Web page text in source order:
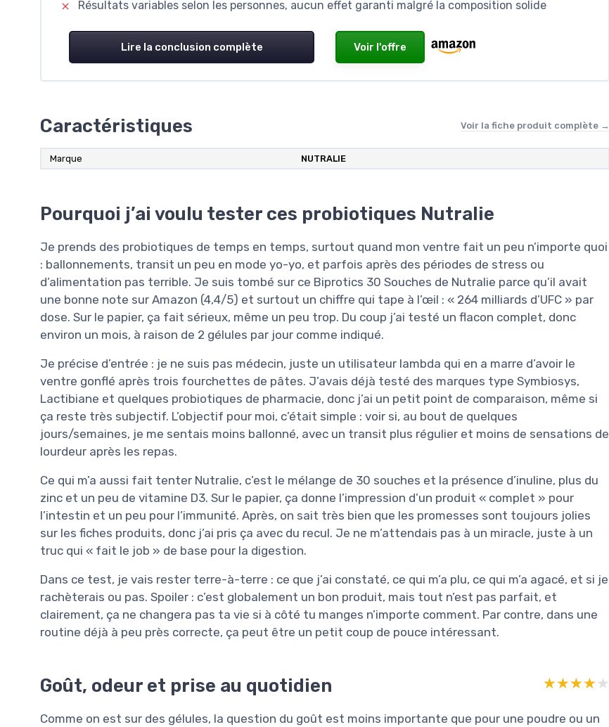
Résultats variables selon les personnes, aucun effet garanti malgré la composition solide
Lire la conclusion complète Voir l'offre
Caractéristiques Voir la fiche produit complète →
Marque NUTRALIE
Pourquoi j’ai voulu tester ces probiotiques Nutralie
Je prends des probiotiques de temps en temps, surtout quand mon ventre fait un peu n’importe quoi
: ballonnements, transit un peu en mode yo-yo, et parfois après des périodes de stress ou
d’alimentation pas terrible. Je suis tombé sur ce Biprotics 30 Souches de Nutralie parce qu’il avait
une bonne note sur Amazon (4,4/5) et surtout un chiffre qui tape à l’œil : « 264 milliards d’UFC » par
dose. Sur le papier, ça fait sérieux, même un peu trop. Du coup j’ai testé un flacon complet, donc
environ un mois, à raison de 2 gélules par jour comme indiqué.
Je précise d’entrée : je ne suis pas médecin, juste un utilisateur lambda qui en a marre d’avoir le
ventre gonflé après trois fourchettes de pâtes. J’avais déjà testé des marques type Symbiosys,
Lactibiane et quelques probiotiques de pharmacie, donc j’ai un petit point de comparaison, même si
ça reste très subjectif. L’objectif pour moi, c’était simple : voir si, au bout de quelques
jours/semaines, je me sentais moins ballonné, avec un transit plus régulier et moins de sensations de
lourdeur après les repas.
Ce qui m’a aussi fait tenter Nutralie, c’est le mélange de 30 souches et la présence d’inuline, plus du
zinc et un peu de vitamine D3. Sur le papier, ça donne l’impression d’un produit « complet » pour
l’intestin et un peu pour l’immunité. Après, on sait très bien que les promesses sont toujours jolies
sur les fiches produits, donc j’ai pris ça avec du recul. Je ne m’attendais pas à un miracle, juste à un
truc qui « fait le job » de base pour la digestion.
Dans ce test, je vais rester terre-à-terre : ce que j’ai constaté, ce qui m’a plu, ce qui m’a agacé, et si je
rachèterais ou pas. Spoiler : c’est globalement un bon produit, mais tout n’est pas parfait, et
clairement, ça ne changera pas ta vie si à côté tu manges n’importe comment. Par contre, dans une
routine déjà à peu près correcte, ça peut être un petit coup de pouce intéressant.
Goût, odeur et prise au quotidien ★★★★★
★★★★★
Comme on est sur des gélules, la question du goût est moins importante que pour une poudre ou un